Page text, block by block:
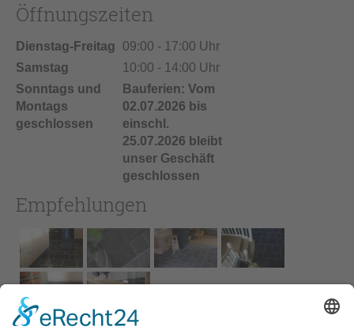
Öffnungszeiten
Dienstag-Freitag
09:00 - 17:00 Uhr
Samstag
10:00 - 14:00 Uhr
Sonntags und
Montags
geschlossen
Bauferien: Vom
02.07.2026 bis
einschl.
25.07.2026 bleibt
unser Geschäft
geschlossen
Empfehlungen